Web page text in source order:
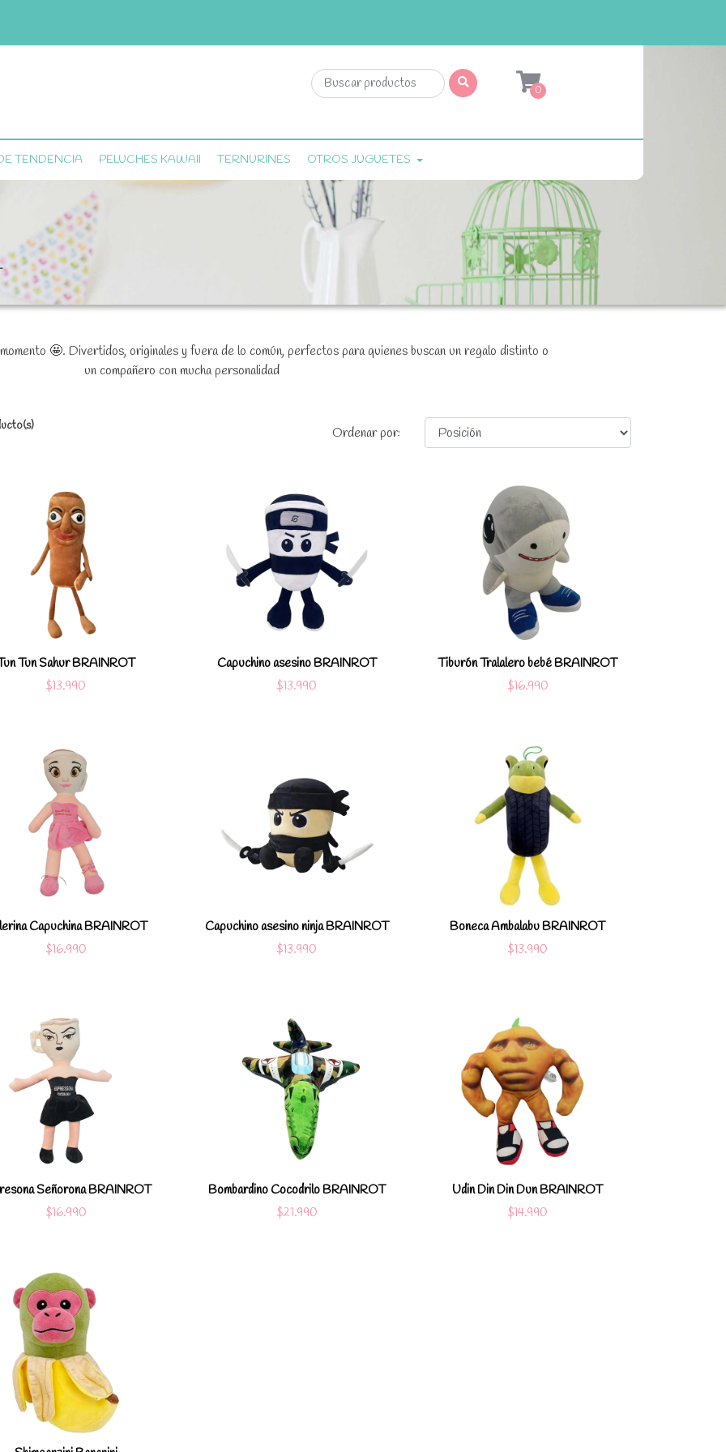
0
TENDENCIA PELUCHES KAWAII TERNURINES OTROS JUGUETES
🤩. Divertidos, originales y fuera de lo común, perfectos para quienes buscan un regalo distinto o
un compañero con mucha personalidad
Ordenar por:
Tun Sahur BRAINROT
$13.990
Ver detalles
Agregar al carro
Capuchino asesino BRAINROT
$13.990
Ver detalles
Agregar al carro
Tiburón Tralalero bebé BRAINROT
$16.990
Ver detalles
Agregar al carro
Capuchina BRAINROT
$16.990
Ver detalles
Agregar al carro
Capuchino asesino ninja BRAINROT
$13.990
Ver detalles
Boneca Ambalabu BRAINROT
$13.990
Agregar al carro
Señorona BRAINROT
$16.990
Ver detalles
Agregar al carro
Bombardino Cocodrilo BRAINROT
$21.990
Ver detalles
Agregar al carro
Udin Din Din Dun BRAINROT
$14.990
Ver detalles
Agregar al carro
Ver detalles
Agregar al carro